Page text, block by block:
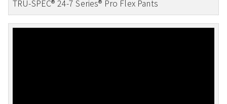
TRU-SPEC® 24-7 Series® Pro Flex Pants